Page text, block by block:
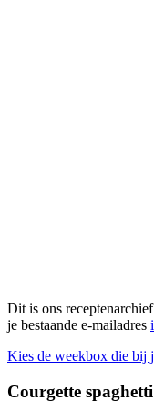
Dit is ons
je bestaande e-mailadres
Kies de weekbox die bij
Courgette